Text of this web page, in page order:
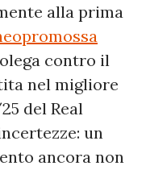
alla prima
contro il
nel migliore
del Real
un
ancora non